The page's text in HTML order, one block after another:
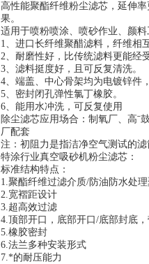
高性能聚酯纤维粉尘滤芯，延伸率
果。
适用于喷粉喷涂、喷砂作业、颜
1、进口长纤维聚醋滤料，纤维相
2、耐磨性好，比传统滤料更能经
3、滤料挺度好，且可反复清洗。
4、端盖、中心骨架均为电镀锌件
5、密封闭孔弹性氯丁橡胶。
6、 能用水冲洗，可反复使用
除尘滤芯应用场合：制氧厂、高ˉ
厂配套
注：初阻力是指洁净空气测试的
特涂行业真空吸砂机粉尘滤芯：
标准结构特点：
1.聚酯纤维过滤介质/防油防水处
2.宽褶距设计
3.超高效过滤
4.顶部开口，底部开口/底部封底
5.橡胶密封
6.法兰多种安装形式
7.*的耐压能力